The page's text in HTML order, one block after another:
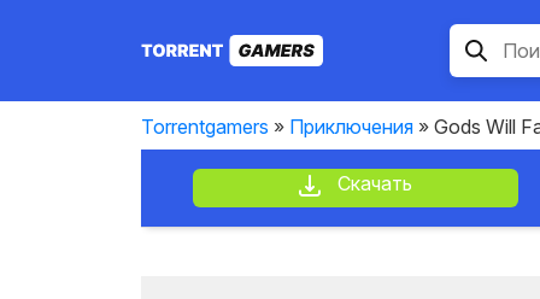
Torrentgamers » Приключения » Gods Will
Скачать